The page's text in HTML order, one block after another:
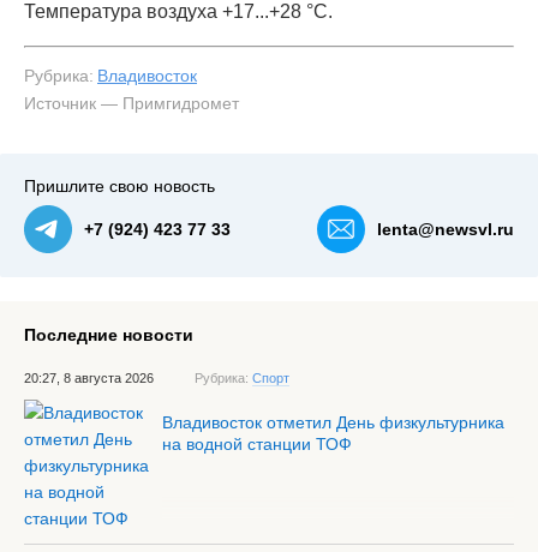
Температура воздуха +17...+28 °C.
Рубрика: Владивосток
Источник — Примгидромет
Пришлите свою новость
+7 (924) 423 77 33 lenta@newsvl.ru
Последние новости
20:27, 8 августа 2026 Рубрика: Спорт
Владивосток отметил День физкультурника
на водной станции ТОФ